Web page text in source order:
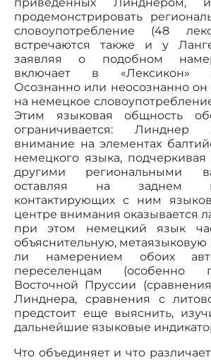
продемонстрировать
словоупотребление (48
встречаются также и у
заявляя о подобном
включает в «Лексикон»
Осознанно или неосознанно он
на немецкое
Этим языковая общность
ограничивается: Линднер
внимание на элементах
немецкого языка, подчеркивая
другими региональными
оставляя на заднем
контактирующих с ним
центре внимания оказывается
при этом немецкий язык
объяснительную,
ли намерением обоих
переселенцам (особенно
Восточной Пруссии
Линднера, сравнения с
предстоит еще выяснить,
дальнейшие языковые
Что объединяет и что